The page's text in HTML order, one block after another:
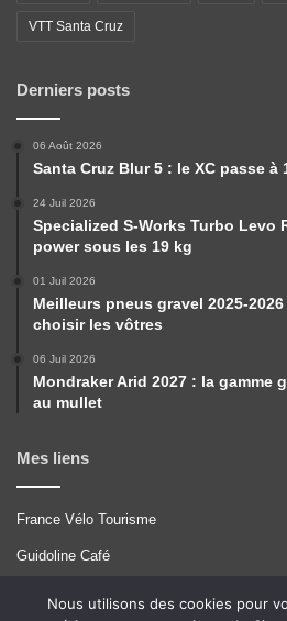
VTT Santa Cruz
Derniers posts
06 Août 2026
Santa Cruz Blur 5 : le XC passe à
24 Juil 2026
Specialized S-Works Turbo Levo
power sous les 19 kg
01 Juil 2026
Meilleurs pneus gravel 2025-
choisir les vôtres
06 Juil 2026
Mondraker Arid 2027 : la gamme
au mullet
Mes liens
France Vélo Tourisme
Guidoline Café
Nous utilisons des cookies pour